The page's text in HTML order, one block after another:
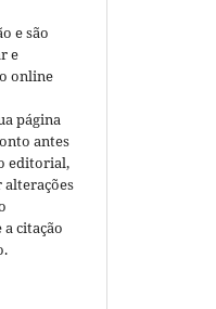
e são
e
online
página
antes
editorial,
alterações
citação